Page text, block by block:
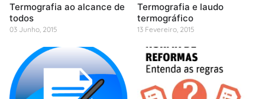
Termografia ao alcance de
todos
03 Junho, 2015
Termografia e laudo
termográfico
13 Fevereiro, 2015